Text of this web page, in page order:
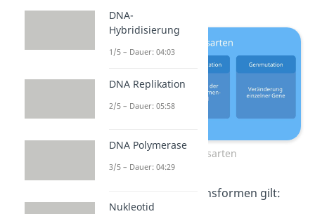
Mutationsarten
Für die drei Mutationsformen gilt:
DNA-
Hybridisierung
1/5 – Dauer: 04:03
DNA Replikation
2/5 – Dauer: 05:58
DNA Polymerase
3/5 – Dauer: 04:29
Nukleotid